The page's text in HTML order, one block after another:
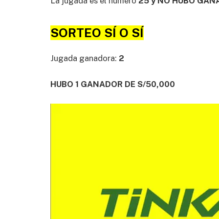
SORTEO SÍ O SÍ
Jugada ganadora: 2
HUBO 1 GANADOR DE S/50,000